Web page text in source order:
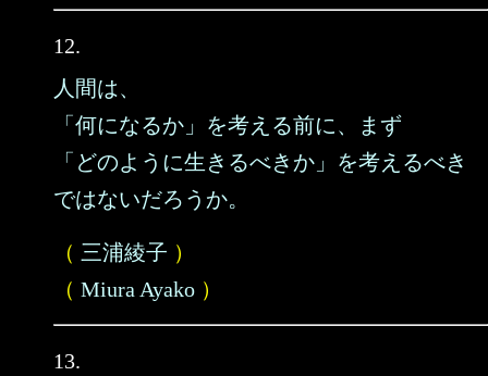
12.
人間は、
「何になるか」を考える前に、まず
「どのように生きるべきか」を考えるべき
ではないだろうか。
（ 三浦綾子 ）
（ Miura Ayako ）
13.